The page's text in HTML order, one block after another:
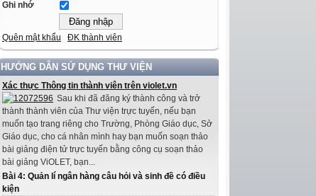
Ghi nhớ
Quên mật khẩu ĐK thành viên
HƯỚNG DẪN SỬ DỤNG THƯ VIỆN
Xác thực Thông tin thành viên trên violet.vn
Sau khi đã đăng ký thành công và trở
thành thành viên của Thư viện trực tuyến, nếu bạn
muốn tạo trang riêng cho Trường, Phòng Giáo dục, Sở
Giáo dục, cho cá nhân mình hay bạn muốn soạn thảo
bài giảng điện tử trực tuyến bằng công cụ soạn thảo
bài giảng ViOLET, bạn...
Bài 4: Quản lí ngân hàng câu hỏi và sinh đề có điều
kiện